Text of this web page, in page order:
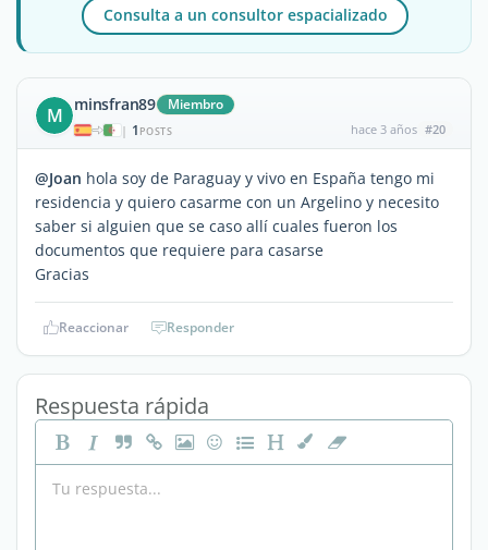
Consulta a un consultor espacializado
M minsfran89 Miembro
| 1 POSTS hace 3 años #20
@Joan hola soy de Paraguay y vivo en España tengo mi
residencia y quiero casarme con un Argelino y necesito
saber si alguien que se caso allí cuales fueron los
documentos que requiere para casarse
Gracias
Reaccionar Responder
Respuesta rápida